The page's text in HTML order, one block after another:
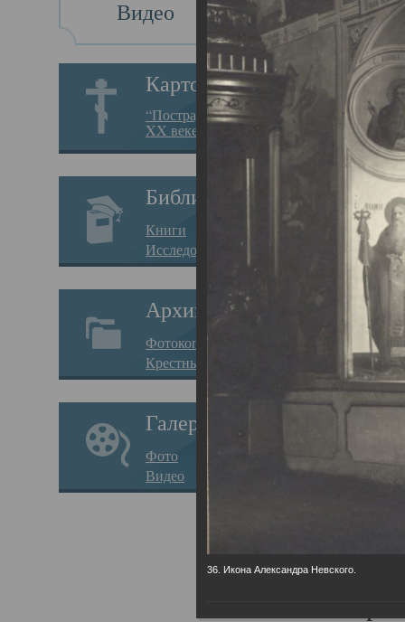
Видео
Картотека
“Пострадавшие за веру в
XX веке на Севере”
Библиотека
Книги
Исследования
Архив
Фотокопии дел
Крестные ходы
Галерея
Фото
Видео
36. Икона Александра Невского.